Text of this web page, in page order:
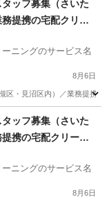
タッフ募集（さいた
提携の宅配クリー
ニングのサービス名
8月6日
区・見沼区内）／業務提
玉 さいたま市
タッフ募集（さいた
携の宅配クリーニ
ニングのサービス名
8月6日